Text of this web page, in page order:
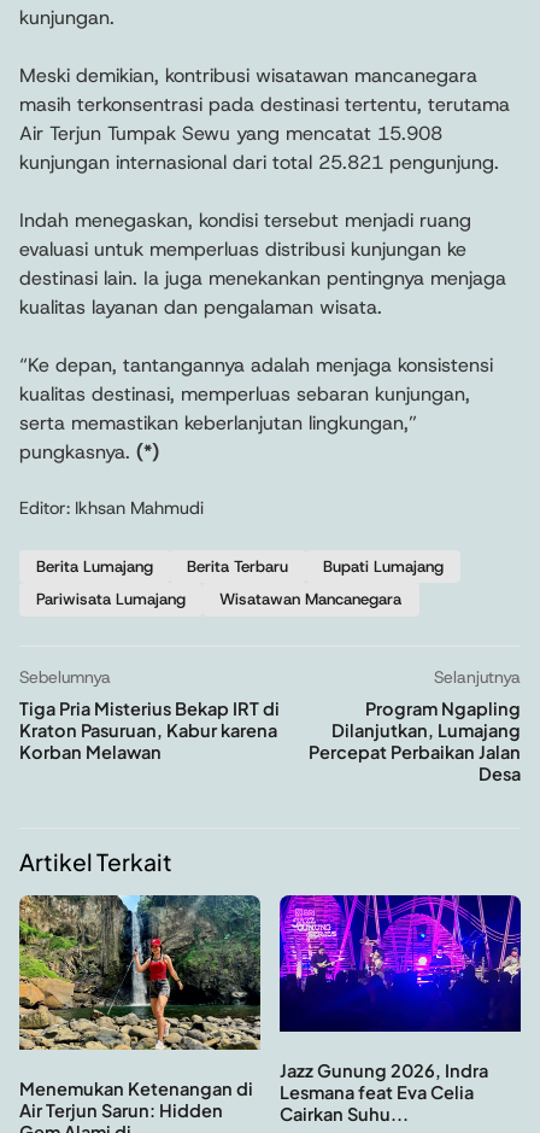
kunjungan.
Meski demikian, kontribusi wisatawan mancanegara
masih terkonsentrasi pada destinasi tertentu, terutama
Air Terjun Tumpak Sewu yang mencatat 15.908
kunjungan internasional dari total 25.821 pengunjung.
Indah menegaskan, kondisi tersebut menjadi ruang
evaluasi untuk memperluas distribusi kunjungan ke
destinasi lain. Ia juga menekankan pentingnya menjaga
kualitas layanan dan pengalaman wisata.
“Ke depan, tantangannya adalah menjaga konsistensi
kualitas destinasi, memperluas sebaran kunjungan,
serta memastikan keberlanjutan lingkungan,”
pungkasnya. (*)
Editor: Ikhsan Mahmudi
Berita Lumajang Berita Terbaru
Bupati Lumajang
Pariwisata Lumajang
Wisatawan Mancanegara
Sebelumnya
Tiga Pria Misterius Bekap IRT di
Kraton Pasuruan, Kabur karena
Korban Melawan
Selanjutnya
Program Ngapling
Dilanjutkan, Lumajang
Percepat Perbaikan Jalan
Desa
Artikel Terkait
Menemukan Ketenangan di
Air Terjun Sarun: Hidden
Jazz Gunung 2026, Indra
Lesmana feat Eva Celia
Cairkan Suhu...